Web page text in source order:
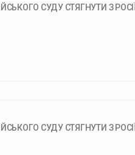
СУДУ СТЯГНУТИ З
СУДУ СТЯГНУТИ З